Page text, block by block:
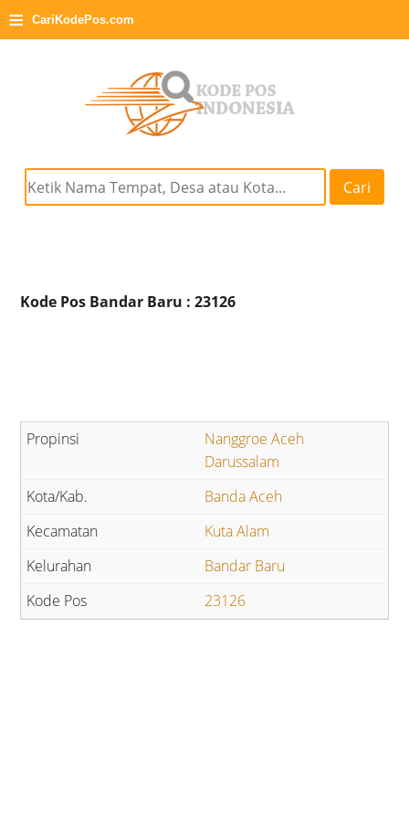
≡ CariKodePos.com
Cari
Kode Pos Bandar Baru : 23126
Nanggroe Aceh
Darussalam
Banda Aceh
Kuta Alam
Bandar Baru
23126